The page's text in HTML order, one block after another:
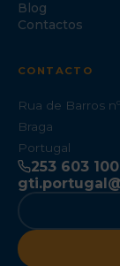
Blog
Contactos
CONTACTO
Rua de Barros
Braga
Portugal
253 603 100